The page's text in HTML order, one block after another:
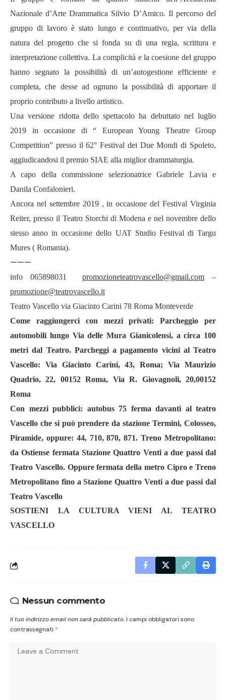
Nazionale d’Arte Drammatica Silvio D’Amico. Il percorso del
gruppo di lavoro è stato lungo e continuativo, per via della
natura del progetto che si fonda su di una regia, scrittura e
interpretazione collettiva. La complicità e la coesione del gruppo
hanno segnato la possibilità di un’autogestione efficiente e
completa, che desse ad ognuno la possibilitàdi apportare il
proprio contributo a livello artistico.
Una versione ridotta dello spettacolo ha debuttato nel luglio
2019 in occasione di “ European Young Theatre Group
Competition” presso il 62° Festival dei Due Mondi di Spoleto,
aggiudicandosi il premio SIAE alla miglior drammaturgia.
A capo della commissione selezionatrice Gabriele Lavia e
Danila Confalonieri.
Ancora nel settembre 2019 , in occasione del Festival Virginia
Reiter, presso il Teatro Storchi di Modena e nel novembre dello
stesso anno in occasione dello UAT Studio Festival di Targu
Mures ( Romania).
———
info 065898031 promozioneteatrovascello@gmail.com–
promozione@teatrovascello.it
Teatro Vascello via Giacinto Carini 78 Roma Monteverde
Come raggiungerci con mezzi privati: Parcheggio per
automobili lungo Via delle Mura Gianicolensi, a circa 100
metri dal Teatro. Parcheggi a pagamento vicini al Teatro
Vascello: Via Giacinto Carini, 43, Roma; Via Maurizio
Quadrio, 22, 00152 Roma, Via R. Giovagnoli, 20,00152
Roma
Con mezzi pubblici: autobus 75 ferma davanti al teatro
Vascello che si può prendere da stazione Termini, Colosseo,
Piramide, oppure: 44, 710, 870, 871. Treno Metropolitano:
da Ostiense fermata Stazione Quattro Venti a due passi dal
Teatro Vascello. Oppure fermata della metro Cipro e Treno
Metropolitano fino a Stazione Quattro Venti a due passi dal
Teatro Vascello
SOSTIENI LA CULTURA VIENI AL TEATRO
VASCELLO
Nessun commento
Il tuo indirizzo email non sarà pubblicato. I campi obbligatori sono
contrassegnati *